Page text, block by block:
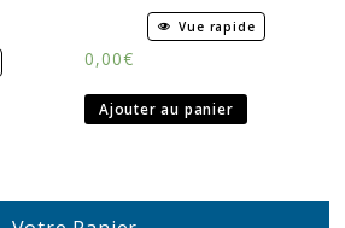
Vue rapide
0,00€
Ajouter au panier